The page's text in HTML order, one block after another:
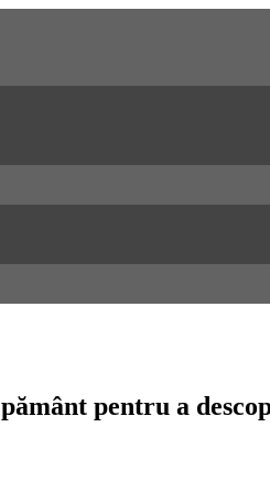
pentru a